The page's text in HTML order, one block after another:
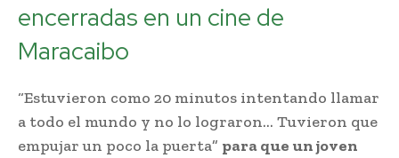
encerradas en un cine de
Maracaibo
“Estuvieron como 20 minutos intentando llamar
a todo el mundo y no lo lograron… Tuvieron que
empujar un poco la puerta” para que un joven